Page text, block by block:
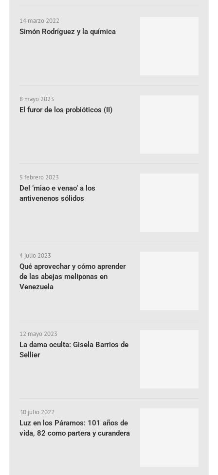
14 marzo 2022
Simón Rodríguez y la química
8 mayo 2023
El furor de los probióticos (II)
5 febrero 2023
Del ‘miao e venao’ a los
antivenenos sólidos
4 julio 2023
Qué aprovechar y cómo aprender
de las abejas meliponas en
Venezuela
12 mayo 2023
La dama oculta: Gisela Barrios de
Sellier
30 julio 2022
Luz en los Páramos: 101 años de
vida, 82 como partera y curandera